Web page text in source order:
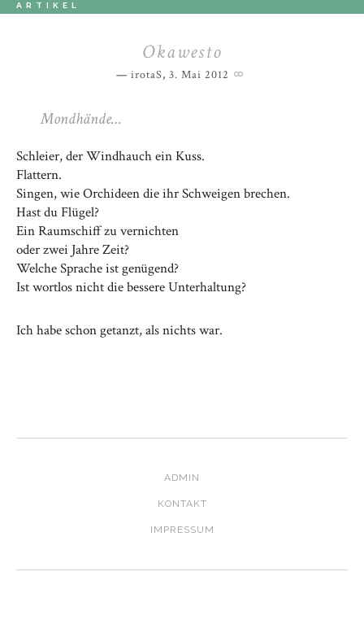
ARTIKEL
Okawesto
irotaS, 3. Mai 2012
Mondhände…
Schleier, der Windhauch ein Kuss.
Flattern.
Singen, wie Orchideen die ihr Schweigen brechen.
Hast du Flügel?
Ein Raumschiff zu vernichten
oder zwei Jahre Zeit?
Welche Sprache ist genügend?
Ist wortlos nicht die bessere Unterhaltung?
Ich habe schon getanzt, als nichts war.
ADMIN
KONTAKT
IMPRESSUM